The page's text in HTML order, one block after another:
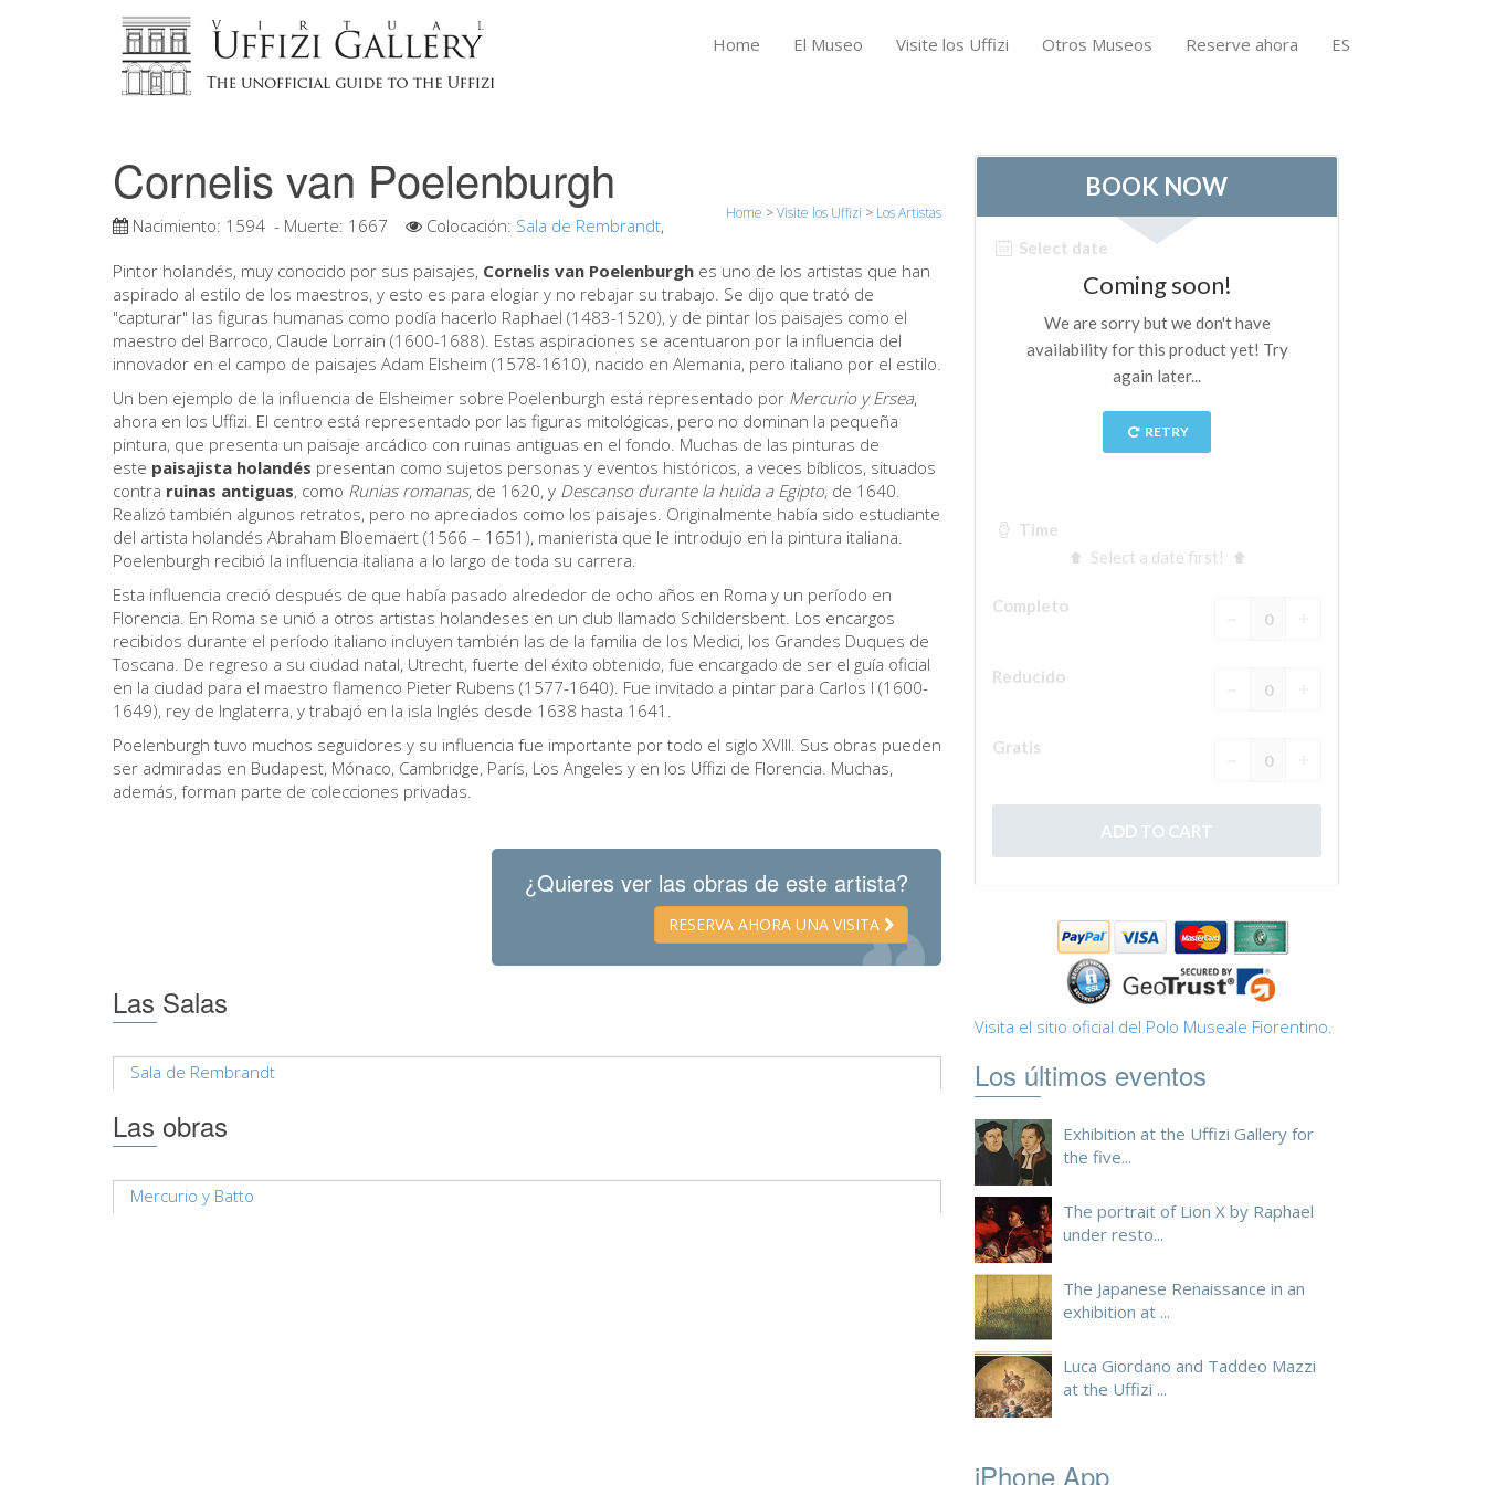
Home El Museo Visite los Uffizi Otros Museos Reserve ahora ES
Cornelis van Poelenburgh
Home >Visite los Uffizi > Los Artistas
Nacimiento: 1594 - Muerte: 1667 Colocación: Sala de Rembrandt,
Pintor holandés, muy conocido por sus paisajes, Cornelis van Poelenburgh es uno de los artistas que han
aspirado al estilo de los maestros, y esto es para elogiar y no rebajar su trabajo. Se dijo que trató de
"capturar" las figuras humanas como podía hacerlo Raphael (1483-1520), y de pintar los paisajes como el
maestro del Barroco, Claude Lorrain (1600-1688). Estas aspiraciones se acentuaron por la influencia del
innovador en el campo de paisajes Adam Elsheim (1578-1610), nacido en Alemania, pero italiano por el estilo.
Un ben ejemplo de la influencia de Elsheimer sobre Poelenburgh está representado por Mercurio y Ersea,
ahora en los Uffizi. El centro está representado por las figuras mitológicas, pero no dominan la pequeña
pintura, que presenta un paisaje arcádico con ruinas antiguas en el fondo. Muchas de las pinturas de
este paisajista holandés presentan como sujetos personas y eventos históricos, a veces bíblicos, situados
contra ruinas antiguas, como Runias romanas, de 1620, y Descanso durante la huida a Egipto, de 1640.
Realizó también algunos retratos, pero no apreciados como los paisajes. Originalmente había sido estudiante
del artista holandés Abraham Bloemaert (1566 – 1651), manierista que le introdujo en la pintura italiana.
Poelenburgh recibió la influencia italiana a lo largo de toda su carrera.
Esta influencia creció después de que había pasado alrededor de ocho años en Roma y un período en
Florencia. En Roma se unió a otros artistas holandeses en un club llamado Schildersbent. Los encargos
recibidos durante el período italiano incluyen también las de la familia de los Medici, los Grandes Duques de
Toscana. De regreso a su ciudad natal, Utrecht, fuerte del éxito obtenido, fue encargado de ser el guía oficial
en la ciudad para el maestro flamenco Pieter Rubens (1577-1640). Fue invitado a pintar para Carlos I (1600-
1649), rey de Inglaterra, y trabajó en la isla Inglés desde 1638 hasta 1641.
Poelenburgh tuvo muchos seguidores y su influencia fue importante por todo el siglo XVIII. Sus obras pueden
ser admiradas en Budapest, Mónaco, Cambridge, París, Los Angeles y en los Uffizi de Florencia. Muchas,
además, forman parte de colecciones privadas.
¿Quieres ver las obras de este artista?
RESERVA AHORA UNA VISITA
Las Salas
Sala de Rembrandt
Las obras
Mercurio y Batto
Visita el sitio oficial del Polo Museale Fiorentino.
Los últimos eventos
Exhibition at the Uffizi Gallery for
the five...
The portrait of Lion X by Raphael
under resto...
The Japanese Renaissance in an
exhibition at ...
Luca Giordano and Taddeo Mazzi
at the Uffizi ...
iPhone App